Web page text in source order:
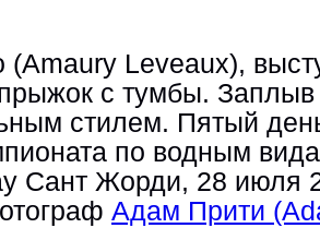
(Amaury Leveaux),
с тумбы.
стилем. Пятый
по водным
Сант Жорди, 28 июля
Адам Прити